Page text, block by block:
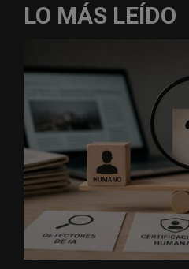
LO MÁS LEÍDO